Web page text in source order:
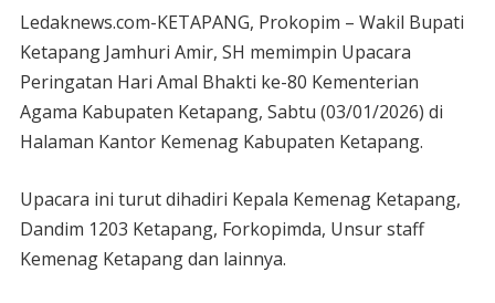
Ledaknews.com-KETAPANG, Prokopim – Wakil Bupati
Ketapang Jamhuri Amir, SH memimpin Upacara
Peringatan Hari Amal Bhakti ke-80 Kementerian
Agama Kabupaten Ketapang, Sabtu (03/01/2026) di
Halaman Kantor Kemenag Kabupaten Ketapang.
Upacara ini turut dihadiri Kepala Kemenag Ketapang,
Dandim 1203 Ketapang, Forkopimda, Unsur staff
Kemenag Ketapang dan lainnya.